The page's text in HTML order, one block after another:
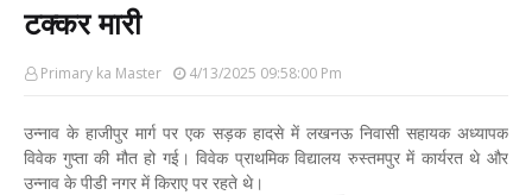
टक्कर मारी
Primary ka Master 4/13/2025 09:58:00 Pm
उन्नाव के हाजीपुर मार्ग पर एक सड़क हादसे में लखनऊ निवासी सहायक अध्यापक
विवेक गुप्ता की मौत हो गई। विवेक प्राथमिक विद्यालय रुस्तमपुर में कार्यरत थे और
उन्नाव के पीडी नगर में किराए पर रहते थे।